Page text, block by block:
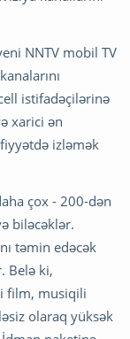
NNTV mobil TV
istifadəçilərinə
xarici ən
izləmək
çox - 200-dən
biləcəklər.
təmin edəcək
Belə ki,
film, musiqili
olaraq yüksək